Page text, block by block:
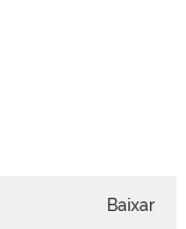
Baixar